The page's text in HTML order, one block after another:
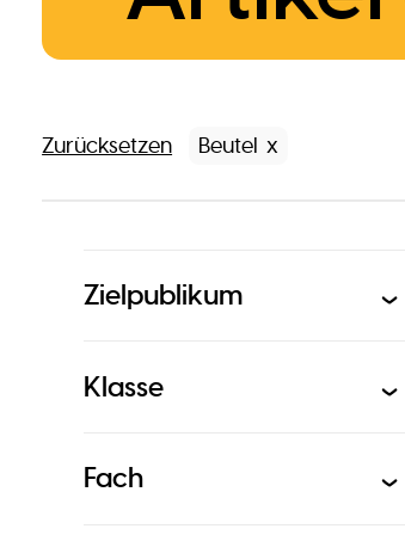
Zurücksetzen Beutel
Zielpublikum
Klasse
Fach